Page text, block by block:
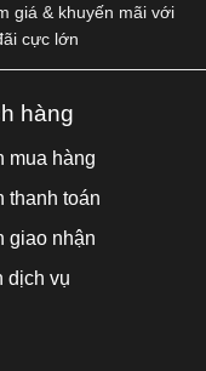
giá & khuyến mãi với
cực lớn
hàng
mua hàng
thanh toán
giao nhận
dịch vụ